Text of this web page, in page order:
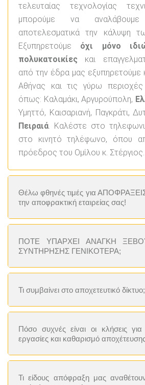
τελευταίας τεχνολογίας
μπορούμε να
αποτελεσματικά την κάλυψη
Εξυπηρετούμε όχι μόνο
πολυκατοικίες και
από την έδρα μας εξυπηρετούμε
Αθήνας και τις γύρω
όπως: Καλαμάκι, Αργυρούπολη,
Υμηττό, Καισαριανή, Παγκράτι,
Πειραιά . Καλέστε στο
στο κινητό τηλέφωνο, όπου
πρόεδρος του Ομίλου κ. Στέργιος.
Θέλω φθηνές τιμές για
την αποφρακτική εταιρείας σας!
ΠΟΤΕ ΥΠΑΡΧΕΙ ΑΝΑΓΚΗ
ΣΥΝΤΗΡΗΣΗΣ ΓΕΝΙΚΟΤΕΡΑ;
Τι συμβαίνει στο αποχετευτικό δίκτυο;
Πόσο συχνές είναι οι κλήσεις
εργασίες και καθαρισμό
Τι είδους απόφραξη μας